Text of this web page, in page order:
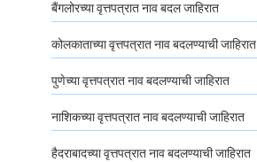
बैंगलोरच्या वृत्तपत्रात नाव बदल जाहिरात
कोलकाताच्या वृत्तपत्रात नाव बदलण्याची जाहिरात
पुणेच्या वृत्तपत्रात नाव बदलण्याची जाहिरात
नाशिकच्या वृत्तपत्रात नाव बदलण्याची जाहिरात
हैदराबादच्या वृत्तपत्रात नाव बदलण्याची जाहिरात